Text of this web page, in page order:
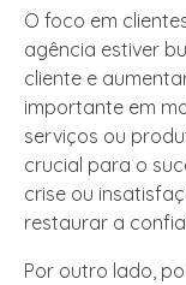
O foco em
agência estiver
cliente e
importante em
serviços ou
crucial para o
crise ou
restaurar a
Por outro lado,